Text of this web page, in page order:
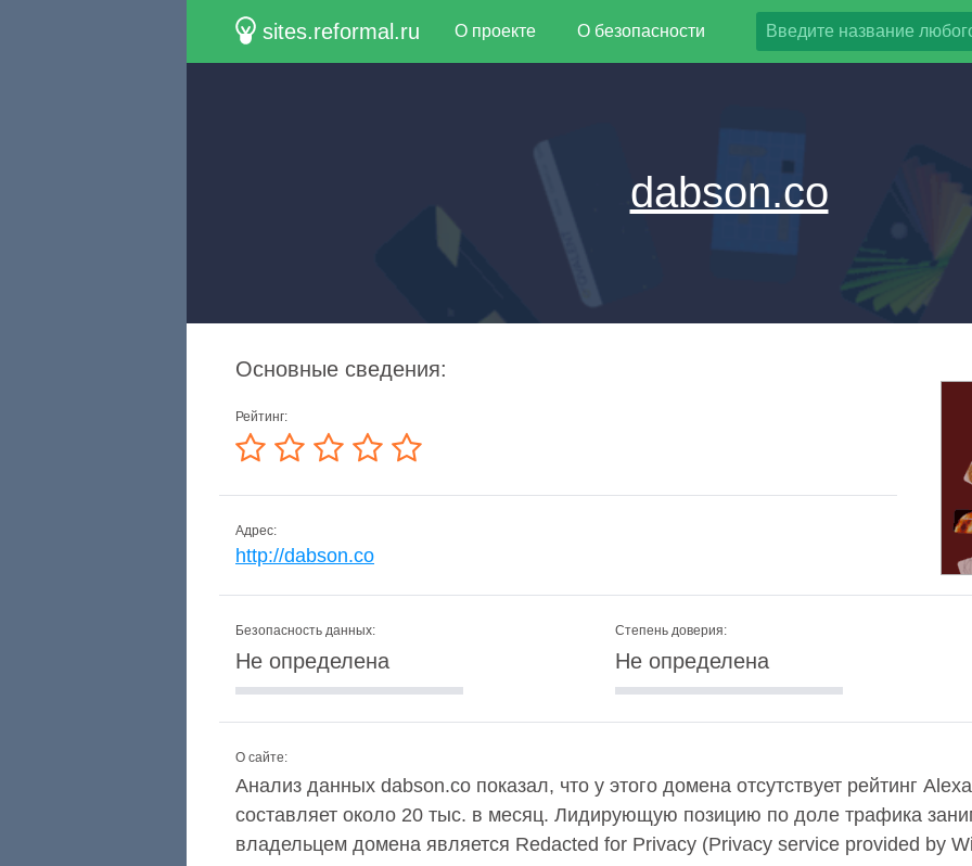
sites.reformal.ru О проекте О безопасности
dabson.co
Основные сведения:
Рейтинг:
Адрес:
http://dabson.co
Безопасность данных:
Не определена
Степень доверия:
Не определена
О сайте:
Анализ данных dabson.co показал, что у этого домена отсутствует рейтинг
составляет около 20 тыс. в месяц. Лидирующую позицию по доле трафика
владельцем домена является Redacted for Privacy (Privacy service provided by